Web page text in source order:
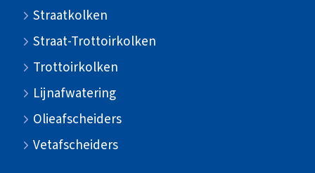
Straatkolken
Straat-Trottoirkolken
Trottoirkolken
Lijnafwatering
Olieafscheiders
Vetafscheiders